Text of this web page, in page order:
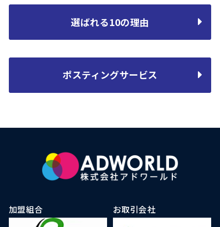
選ばれる10の理由
ポスティングサービス
加盟組合 お取引会社